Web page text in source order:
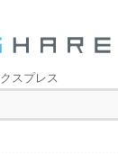
スプレス